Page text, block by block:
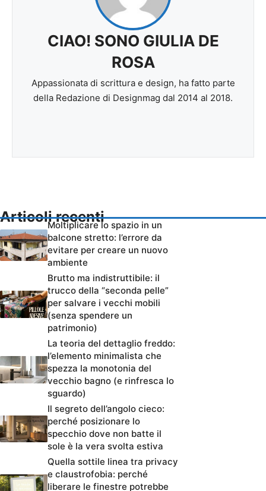
CIAO! SONO GIULIA DE
ROSA
Appassionata di scrittura e design, ha fatto parte
della Redazione di Designmag dal 2014 al 2018.
Articoli recenti
Moltiplicare lo spazio in un
balcone stretto: l’errore da
evitare per creare un nuovo
ambiente
Brutto ma indistruttibile: il
trucco della “seconda pelle”
per salvare i vecchi mobili
(senza spendere un
patrimonio)
La teoria del dettaglio freddo:
l’elemento minimalista che
spezza la monotonia del
vecchio bagno (e rinfresca lo
sguardo)
Il segreto dell’angolo cieco:
perché posizionare lo
specchio dove non batte il
sole è la vera svolta estiva
Quella sottile linea tra privacy
e claustrofobia: perché
liberare le finestre potrebbe